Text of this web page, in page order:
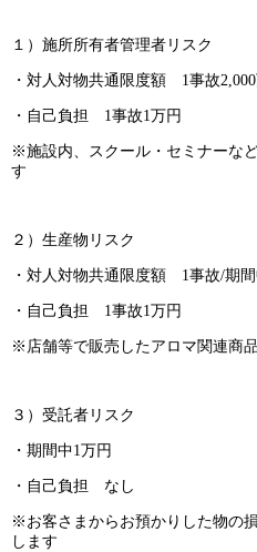
１）施所所有者管理者リスク
・対人対物共通限度額 1事故2,000
・自己負担 1事故1万円
※施設内、スクール・セミナーな
す
２）生産物リスク
・対人対物共通限度額 1事故/期間
・自己負担 1事故1万円
※店舗等で販売したアロマ関連商
３）受託者リスク
・期間中1万円
・自己負担 なし
※お客さまからお預かりした物の
します